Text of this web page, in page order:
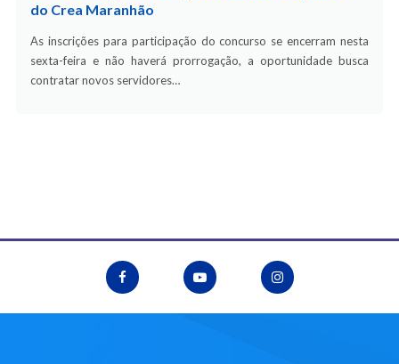
do Crea Maranhão
As inscrições para participação do concurso se encerram nesta
sexta-feira e não haverá prorrogação, a oportunidade busca
contratar novos servidores…